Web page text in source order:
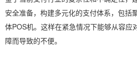
安全准备，构建多元化的支付体系，包括
体POS机。这样在紧急情况下能够从容应
障而导致的不便。